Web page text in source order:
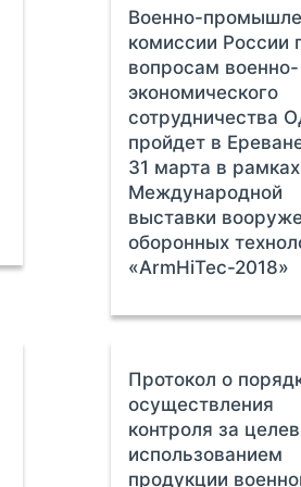
Военно-
комиссии России
вопросам военно-
экономического
сотрудничества
пройдет в
31 марта в
Международной
выставки
оборонных
«ArmHiTec-2018»
Протокол о
осуществления
контроля за
использованием
продукции